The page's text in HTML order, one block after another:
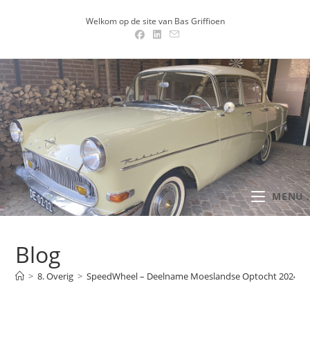
Welkom op de site van Bas Griffioen
MENU .
Blog
> 8. Overig > SpeedWheel – Deelname Moeslandse Optocht 2024